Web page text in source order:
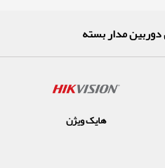
مدار بسته
هایک ویژن